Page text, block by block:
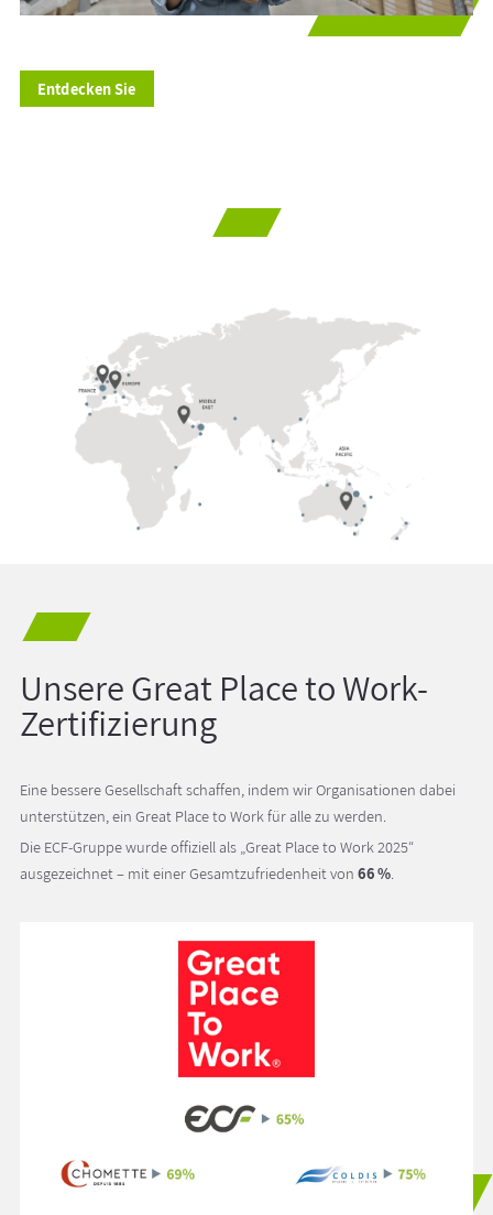
Entdecken Sie
Unsere Great Place to Work-
Zertifizierung
Eine bessere Gesellschaft schaffen, indem wir Organisationen dabei
unterstützen, ein Great Place to Work für alle zu werden.
Die ECF-Gruppe wurde offiziell als „Great Place to Work 2025“
ausgezeichnet – mit einer Gesamtzufriedenheit von 66 %.